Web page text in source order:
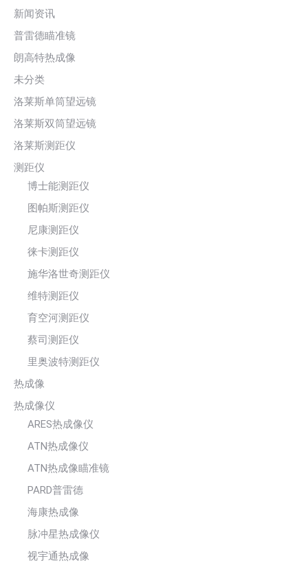
新闻资讯
普雷德瞄准镜
朗高特热成像
未分类
洛莱斯单筒望远镜
洛莱斯双筒望远镜
洛莱斯测距仪
测距仪
博士能测距仪
图帕斯测距仪
尼康测距仪
徕卡测距仪
施华洛世奇测距仪
维特测距仪
育空河测距仪
蔡司测距仪
里奥波特测距仪
热成像
热成像仪
ARES热成像仪
ATN热成像仪
ATN热成像瞄准镜
PARD普雷德
海康热成像
脉冲星热成像仪
视宇通热成像